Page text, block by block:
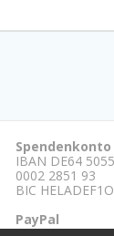
Spendenkonto
IBAN DE64
0002 2851 93
BIC
PayPal